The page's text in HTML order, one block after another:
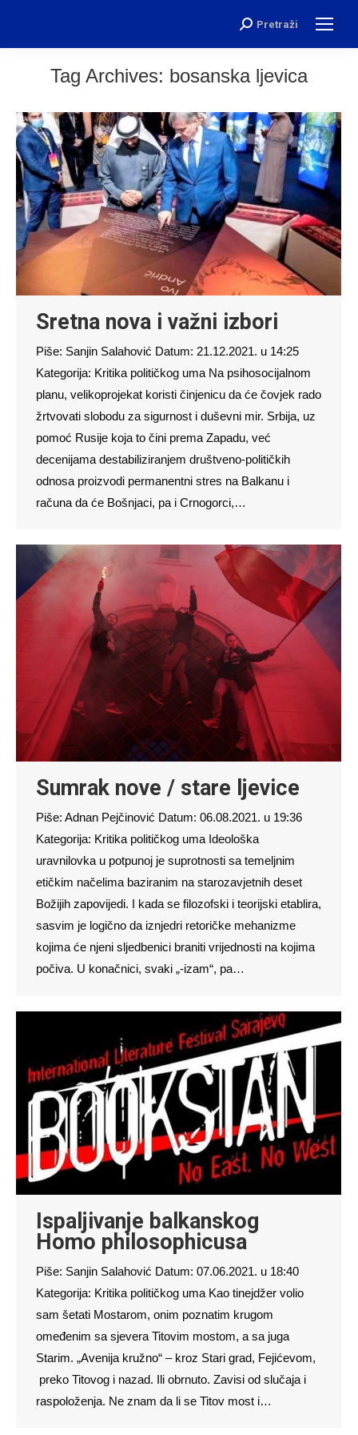
Search:
Pretraži
Tag Archives: bosanska ljevica
Sretna nova i važni izbori
Piše: Sanjin Salahović Datum: 21.12.2021. u 14:25
Kategorija: Kritika političkog uma Na psihosocijalnom
planu, velikoprojekat koristi činjenicu da će čovjek rado
žrtvovati slobodu za sigurnost i duševni mir. Srbija, uz
pomoć Rusije koja to čini prema Zapadu, već
decenijama destabiliziranjem društveno-političkih
odnosa proizvodi permanentni stres na Balkanu i
računa da će Bošnjaci, pa i Crnogorci,…
Sumrak nove / stare ljevice
Piše: Adnan Pejčinović Datum: 06.08.2021. u 19:36
Kategorija: Kritika političkog uma Ideološka
uravnilovka u potpunoj je suprotnosti sa temeljnim
etičkim načelima baziranim na starozavjetnih deset
Božijih zapovijedi. I kada se filozofski i teorijski etablira,
sasvim je logično da iznjedri retoričke mehanizme
kojima će njeni sljedbenici braniti vrijednosti na kojima
počiva. U konačnici, svaki „-izam“, pa…
Ispaljivanje balkanskog
Homo philosophicusa
Piše: Sanjin Salahović Datum: 07.06.2021. u 18:40
Kategorija: Kritika političkog uma Kao tinejdžer volio
sam šetati Mostarom, onim poznatim krugom
omeđenim sa sjevera Titovim mostom, a sa juga
Starim. „Avenija kružno“ – kroz Stari grad, Fejićevom,
preko Titovog i nazad. Ili obrnuto. Zavisi od slučaja i
raspoloženja. Ne znam da li se Titov most i…